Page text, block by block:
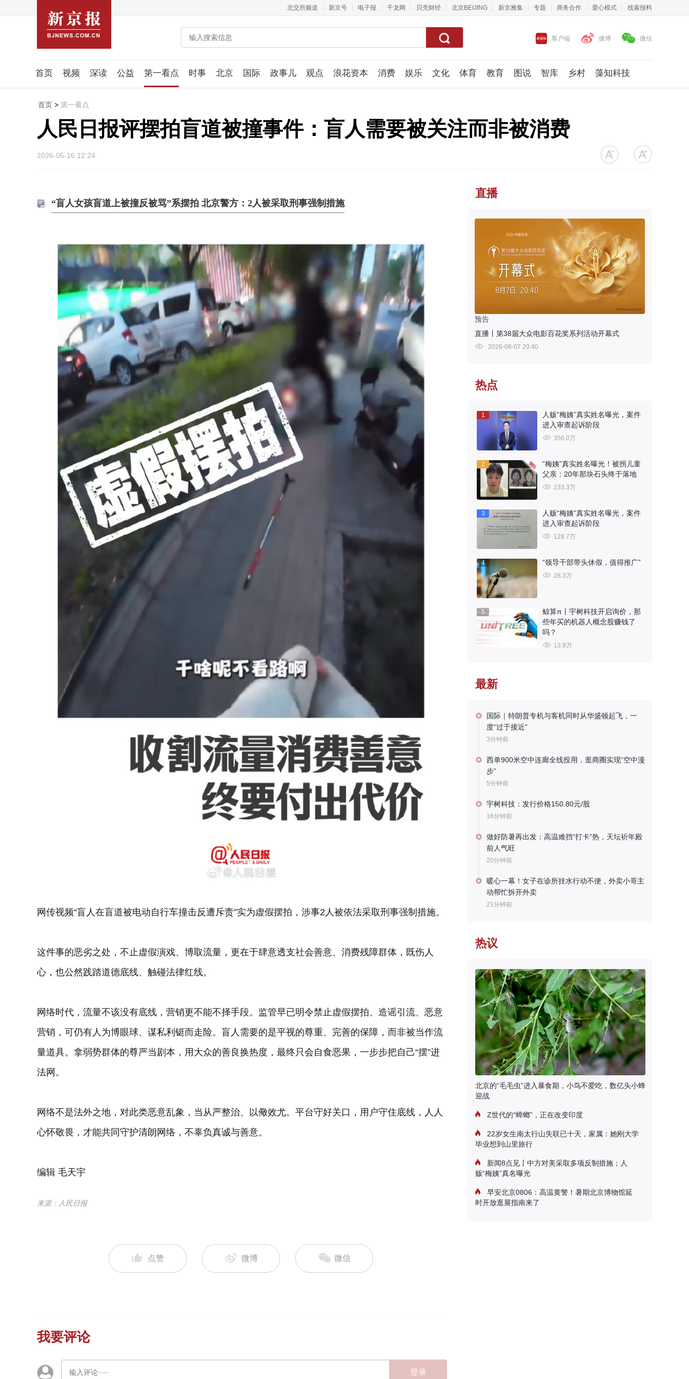
北交所频道 新京号 电子报 千龙网 贝壳财经 北京BEIJING 新京雅集 专题 商务合作 爱心模式 线索报料
客户端 微博 微信
首页 视频 深读 公益 第一看点 时事 北京 国际 政事儿 观点 浪花资本 消费 娱乐 文化 体育 教育 图说 智库 乡村 藻知科技
潮流智造局
首页 > 第一看点
人民日报评摆拍盲道被撞事件：盲人需要被关注而非被消费
2026-05-16 12:24
“盲人女孩盲道上被撞反被骂”系摆拍 北京警方：2人被采取刑事强制措施
网传视频“盲人在盲道被电动自行车撞击反遭斥责”实为虚假摆拍，涉事2人被依法采取刑事强制措施。
这件事的恶劣之处，不止虚假演戏、博取流量，更在于肆意透支社会善意、消费残障群体，既伤人
心，也公然践踏道德底线、触碰法律红线。
网络时代，流量不该没有底线，营销更不能不择手段。监管早已明令禁止虚假摆拍、造谣引流、恶意
营销，可仍有人为博眼球、谋私利铤而走险。盲人需要的是平视的尊重、完善的保障，而非被当作流
量道具。拿弱势群体的尊严当剧本，用大众的善良换热度，最终只会自食恶果，一步步把自己“摆”进
法网。
网络不是法外之地，对此类恶意乱象，当从严整治、以儆效尤。平台守好关口，用户守住底线，人人
心怀敬畏，才能共同守护清朗网络，不辜负真诚与善意。
编辑 毛天宇
来源：人民日报
点赞 微博 微信
我要评论
登录
直播
预告
直播丨第38届大众电影百花奖系列活动开幕式
2026-08-07 20:40
热点
1
人贩“梅姨”真实姓名曝光，案件
进入审查起诉阶段
356.0万
2
“梅姨”真实姓名曝光！被拐儿童
父亲：20年那块石头终于落地
233.3万
3
人贩“梅姨”真实姓名曝光，案件
进入审查起诉阶段
128.7万
4 “领导干部带头休假，值得推广”
28.3万
5
鲸算π丨宇树科技开启询价，那
些年买的机器人概念股赚钱了
吗？
13.9万
最新
国际｜特朗普专机与客机同时从华盛顿起飞，一
度“过于接近”
3分钟前
西单900米空中连廊全线投用，逛商圈实现“空中漫
步”
5分钟前
宇树科技：发行价格150.80元/股
16分钟前
做好防暑再出发：高温难挡“打卡”热，天坛祈年殿
前人气旺
20分钟前
暖心一幕！女子在诊所挂水行动不便，外卖小哥主
动帮忙拆开外卖
21分钟前
热议
北京的“毛毛虫”进入暴食期，小鸟不爱吃，数亿头小蜂
迎战
Z世代的“蟑螂”，正在改变印度
22岁女生南太行山失联已十天，家属：她刚大学
毕业想到山里旅行
新闻8点见丨中方对美采取多项反制措施；人
贩“梅姨”真名曝光
早安北京0806：高温黄警！暑期北京博物馆延
时开放逛展指南来了